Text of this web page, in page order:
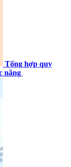
Tổng hợp quy
năng